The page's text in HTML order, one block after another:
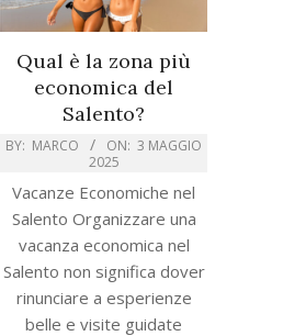
Qual è la zona più
economica del
Salento?
BY: MARCO ON: 3 MAGGIO
2025
Vacanze Economiche nel
Salento Organizzare una
vacanza economica nel
Salento non significa dover
rinunciare a esperienze
belle e visite guidate